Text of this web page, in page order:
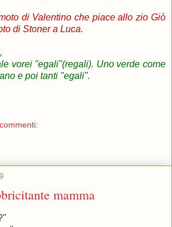
di Valentino che piace allo zio Giò
di Stoner a Luca.
vorei "egali"(regali). Uno verde come
e poi tanti "egali".
mamma